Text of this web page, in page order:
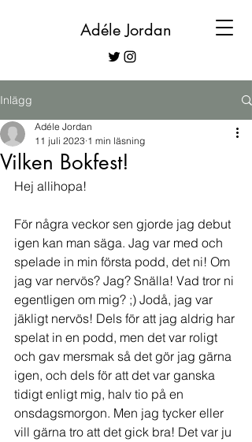
Adéle Jordan
Inlägg
Vilken Bokfest!
Adéle Jordan
11 juli 2023 1 min läsning
Hej allihopa!
För några veckor sen gjorde jag debut
igen kan man säga. Jag var med och
spelade in min första podd, det ni! Om
jag var nervös? Jag? Snälla! Vad tror ni
egentligen om mig? ;) Jodå, jag var
jäkligt nervös! Dels för att jag aldrig har
spelat in en podd, men det var roligt
och gav mersmak så det gör jag gärna
igen, och dels för att det var ganska
tidigt enligt mig, halv tio på en
onsdagsmorgon. Men jag tycker eller
vill gärna tro att det gick bra! Det var ju